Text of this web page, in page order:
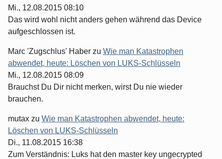
Mi., 12.08.2015 08:10
Das wird wohl nicht anders gehen während das Device
aufgeschlossen ist.
Marc 'Zugschlus' Haber zu Wie man Katastrophen
abwendet, heute: Löschen von LUKS-Schlüsseln
Mi., 12.08.2015 08:09
Brauchst Du Dir nicht merken, wirst Du nie wieder
brauchen.
mutax zu Wie man Katastrophen abwendet, heute:
Löschen von LUKS-Schlüsseln
Di., 11.08.2015 16:38
Zum Verständnis: Luks hat den master key ungecrypted